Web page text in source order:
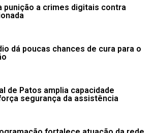
punição a crimes digitais contra
dá poucas chances de cura para o
de Patos amplia capacidade
segurança da assistência